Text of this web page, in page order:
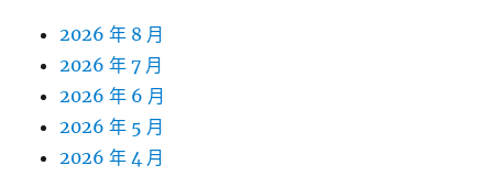
2026 年 8 月
2026 年 7 月
2026 年 6 月
2026 年 5 月
2026 年 4 月